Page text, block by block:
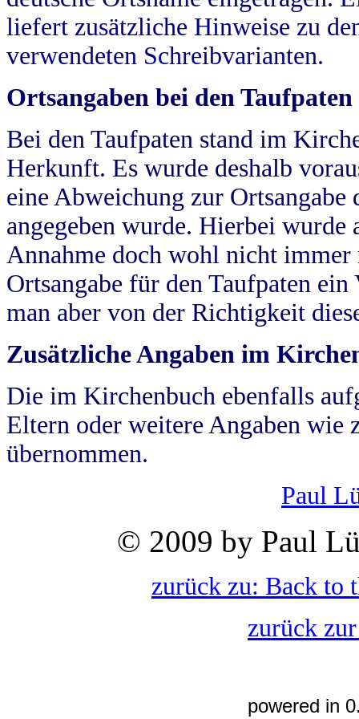
liefert zusätzliche Hinweise zu
verwendeten Schreibvarianten.
Ortsangaben bei den Taufpaten
Bei den Taufpaten stand im
Herkunft. Es wurde deshalb
eine Abweichung zur
angegeben wurde. Hierbei wurde
Annahme doch wohl nicht
Ortsangabe für den Taufpaten
man aber von der Richtigkeit
Zusätzliche Angaben im
Die im Kirchenbuch ebenfalls
Eltern oder weitere Angaben wie
übernommen.
Paul
© 2009 by Paul
zurück zu: Back to
zurück
powered in